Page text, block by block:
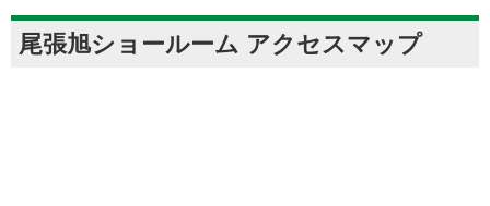
尾張旭ショールーム アクセスマップ